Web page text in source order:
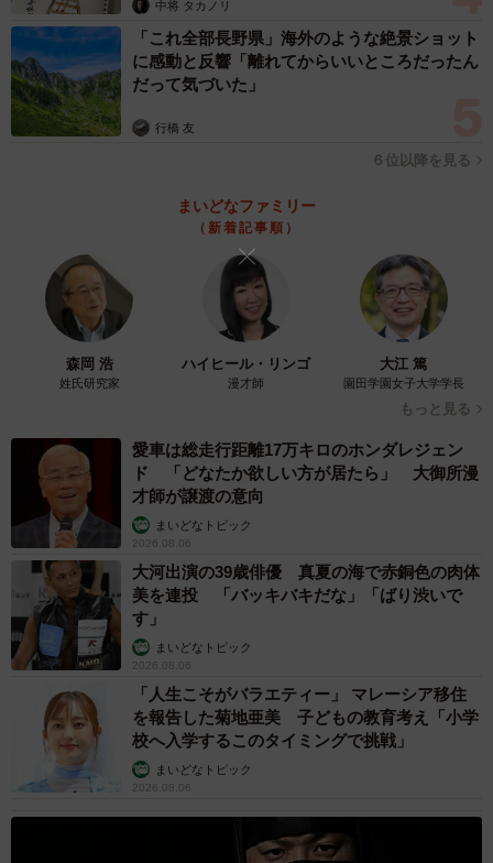
ぽっぺん師匠先生が治療にあたった患者さんの多くが、「熊が突然襲い
といった受傷形態で襲われているという。バス停や自宅の庭で突然襲わ
れた事例もあり、防ぎようがない状況だ。
失明を防ぐため、とにかく「眼球」を守って
「患者さんに話を聞くと、ほとんどが突然襲いかかってき
た、あるいは後ろから襲われた、藪の中から飛びかかって
きたといった受傷形態です。熊に出会ったら熊から眼を離
すな、後退りしてゆっくり離れろ、などと言われています
が、このような対策は現実的ではないと感じます」と、ぽ
っぺん師匠先生。
それでも、「熊の鋭利で長い爪で眼球を引っかかれると失
明を免れないため、眼を守ることが被害を小さくする対策
として有効であると考えます」と、先生は語る。
中将 タカノリ
「これ全部長野県」海外のような絶景ショット
に感動と反響「離れてからいいところだったん
だって気づいた」
行橋 友
６位以降を見る
まいどなファミリー
（新着記事順）
森岡 浩
姓氏研究家
ハイヒール・リンゴ
漫才師
大江 篤
園田学園女子大学学長
もっと見る
愛車は総走行距離17万キロのホンダレジェン
ド 「どなたか欲しい方が居たら」 大御所漫
才師が譲渡の意向
まいどなトピック
2026.08.06
大河出演の39歳俳優 真夏の海で赤銅色の肉体
美を連投 「バッキバキだな」「ばり渋いで
す」
まいどなトピック
2026.08.06
「人生こそがバラエティー」 マレーシア移住
を報告した菊地亜美 子どもの教育考え「小学
校へ入学するこのタイミングで挑戦」
まいどなトピック
2026.08.06